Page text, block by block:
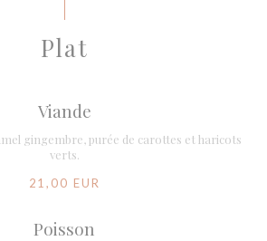
Plat
Viande
gingembre, purée de carottes et haricots
verts.
21,00 EUR
Poisson